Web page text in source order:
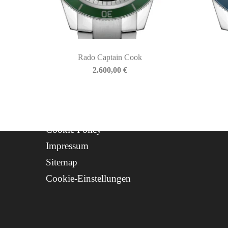
Rado Captain Cook
2.600,00€
Geschichte
Kontakt
WhatsApp Support
Cookie Policy
Impressum
Sitemap
Cookie-Einstellungen